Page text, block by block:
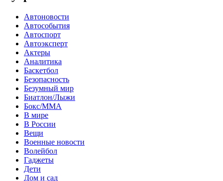
Автоновости
Автособытия
Автоспорт
Автоэксперт
Актеры
Аналитика
Баскетбол
Безопасность
Безумный мир
Биатлон/Лыжи
Бокс/MMA
В мире
В России
Вещи
Военные новости
Волейбол
Гаджеты
Дети
Дом и сад